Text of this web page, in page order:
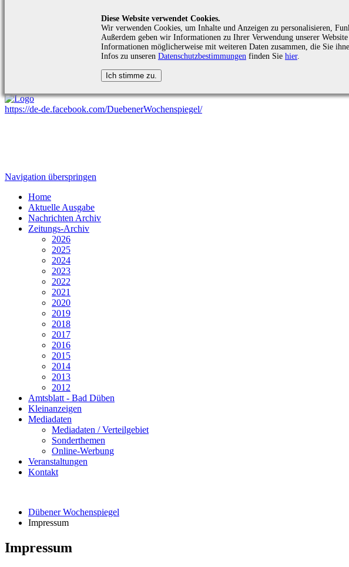
Diese Website verwendet Cookies.
Wir verwenden Cookies, um Inhalte und Anzeigen zu personalisieren,
Außerdem geben wir Informationen zu Ihrer Verwendung unserer
Informationen möglicherweise mit weiteren Daten zusammen, die Sie
Infos zu unseren Datenschutzbestimmungen finden Sie hier.
https://de-de.facebook.com/DuebenerWochenspiegel/
Navigation überspringen
Home
Aktuelle Ausgabe
Nachrichten Archiv
Zeitungs-Archiv
2026
2025
2024
2023
2022
2021
2020
2019
2018
2017
2016
2015
2014
2013
2012
Amtsblatt - Bad Düben
Kleinanzeigen
Mediadaten
Mediadaten / Verteilgebiet
Sonderthemen
Online-Werbung
Veranstaltungen
Kontakt
Dübener Wochenspiegel
Impressum
Impressum